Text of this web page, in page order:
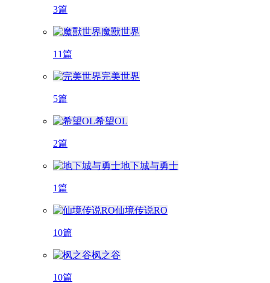
3篇
魔獸世界
11篇
完美世界
5篇
希望OL
2篇
地下城与勇士
1篇
仙境传说RO
10篇
枫之谷
10篇